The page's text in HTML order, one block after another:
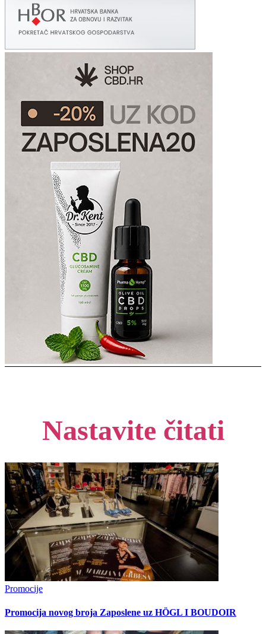
Nastavite čitati
Promocije
Promocija novog broja Zaposlene uz HÖGL I BOUDOIR